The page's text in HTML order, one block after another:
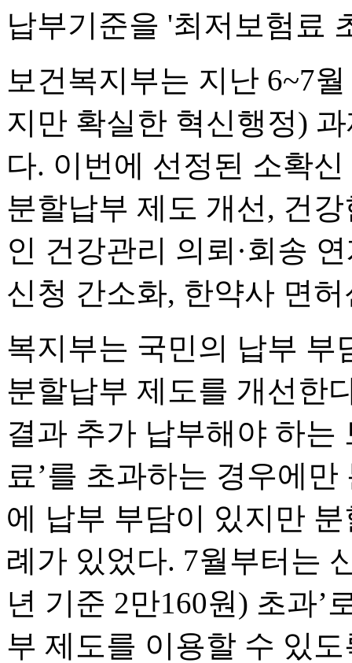
납부기준을 '최저보험료
보건복지부는 지난 6~7
지만 확실한 혁신행정)
다. 이번에 선정된 소확
분할납부 제도 개선, 건
인 건강관리 의뢰·회송
신청 간소화, 한약사 면
복지부는 국민의 납부 부
분할납부 제도를 개선한
결과 추가 납부해야 하는
료’를 초과하는 경우에
에 납부 부담이 있지만
례가 있었다. 7월부터는
년 기준 2만160원) 초과’
부 제도를 이용할 수 있